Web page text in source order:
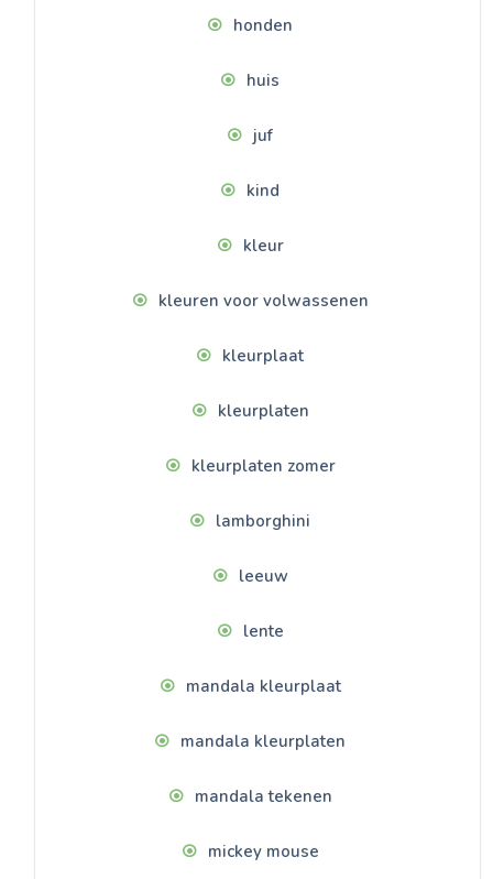
honden
huis
juf
kind
kleur
kleuren voor volwassenen
kleurplaat
kleurplaten
kleurplaten zomer
lamborghini
leeuw
lente
mandala kleurplaat
mandala kleurplaten
mandala tekenen
mickey mouse